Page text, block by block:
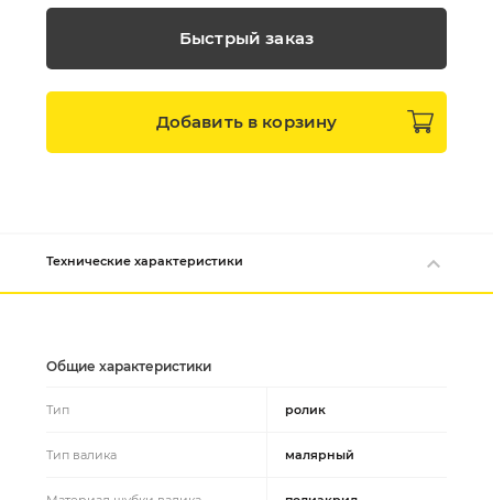
Быстрый заказ
Добавить в корзину
Технические характеристики
Общие характеристики
Тип ролик
Тип валика малярный